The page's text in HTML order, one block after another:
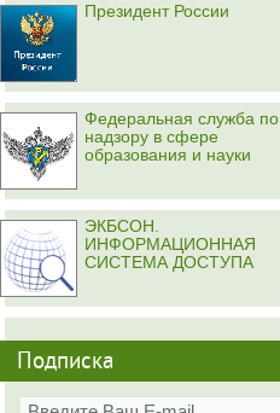
Президент России
Федеральная служба по
надзору в сфере
образования и науки
ЭКБСОН.
ИНФОРМАЦИОННАЯ
СИСТЕМА ДОСТУПА
Подписка